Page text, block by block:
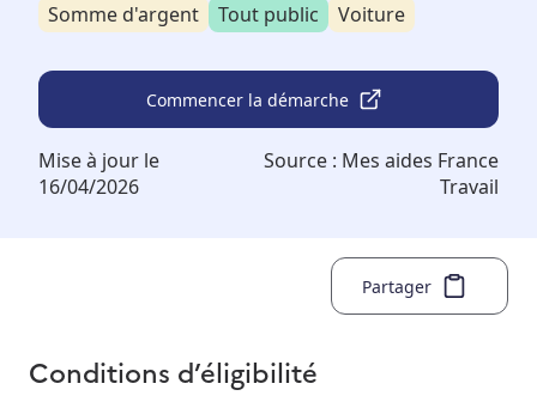
Somme d'argent
Tout public Voiture
Commencer la démarche
Mise à jour le
16/04/2026
Source : Mes aides France
Travail
Partager
Conditions d’éligibilité